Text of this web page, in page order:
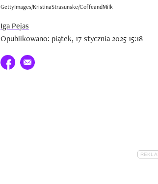
GettyImages/KristinaStrasunske/CoffeandMilk
Iga Pejas
Opublikowano: piątek, 17 stycznia 2025 15:18
Udostępnij na facebook
E-mail do przyjaciela